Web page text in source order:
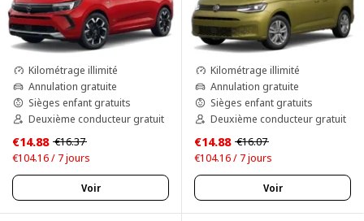
Kilométrage illimité
Annulation gratuite
Sièges enfant gratuits
Deuxième conducteur gratuit
€14.88 €16.37
€104.16 / 7 jours
Voir
Kilométrage illimité
Annulation gratuite
Sièges enfant gratuits
Deuxième conducteur gratuit
€14.88 €16.07
€104.16 / 7 jours
Voir